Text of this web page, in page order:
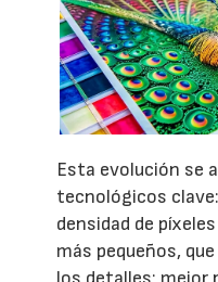
Esta evolución se
tecnológicos
densidad de
más pequeños,